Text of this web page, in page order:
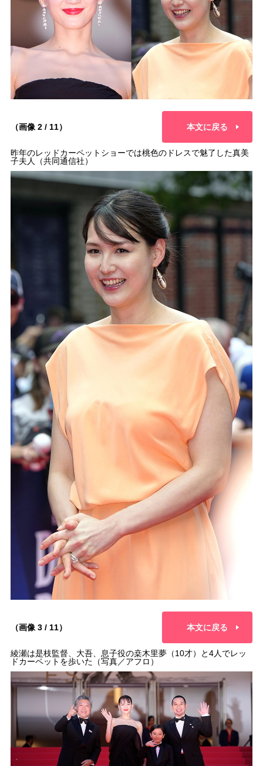
（画像 2 / 11） 本文に戻る
昨年のレッドカーペットショーでは桃色のドレスで魅了した真美
子夫人（共同通信社）
（画像 3 / 11） 本文に戻る
綾瀬は是枝監督、大吾、息子役の桒木里夢（10才）と4人でレッ
ドカーペットを歩いた（写真／アフロ）